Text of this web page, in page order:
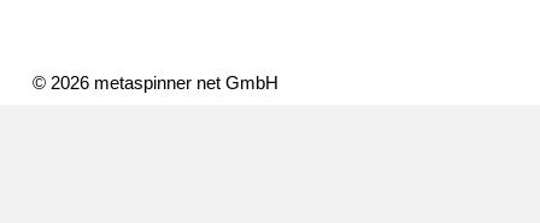
© 2026 metaspinner net GmbH